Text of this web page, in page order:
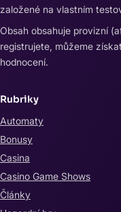
založené na vlastním
Obsah obsahuje provizní
registrujete, můžeme
hodnocení.
Rubriky
Automaty
Bonusy
Casina
Casino Game Shows
Články